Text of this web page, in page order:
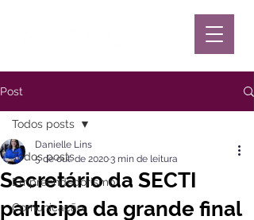
Post
Todos posts
Empreendedorismo
Comunicação
Todos posts
Secretário da SECTI
participa da grande final
Danielle Lins
5 de out. de 20203 min de leitura